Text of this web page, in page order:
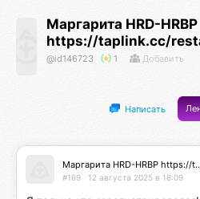
Маргарита HRD-HRBP
https://taplink.cc/
@id146723 1 Добавить
Написать
Маргарита HRD-HRBP https://
#169 12 августа 2025 в 18:09